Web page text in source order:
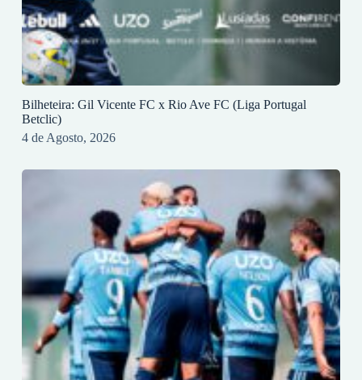
Bilheteira: Gil Vicente FC x Rio Ave FC (Liga Portugal
Betclic)
4 de Agosto, 2026